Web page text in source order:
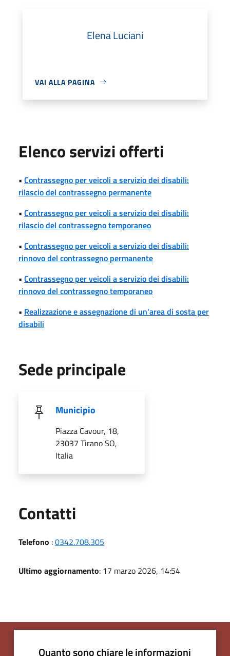
Elena Luciani
VAI ALLA PAGINA
Elenco servizi offerti
• Contrassegno per veicoli a servizio dei disabili:
rilascio del contrassegno permanente
• Contrassegno per veicoli a servizio dei disabili:
rilascio del contrassegno temporaneo
• Contrassegno per veicoli a servizio dei disabili:
rinnovo del contrassegno permanente
• Contrassegno per veicoli a servizio dei disabili:
rinnovo del contrassegno temporaneo
• Realizzazione e assegnazione di un'area di sosta per
disabili
Sede principale
Municipio
Piazza Cavour, 18,
23037 Tirano SO,
Italia
Contatti
Telefono :0342.708.305
Ultimo aggiornamento: 17 marzo 2026, 14:54
Quanto sono chiare le informazioni